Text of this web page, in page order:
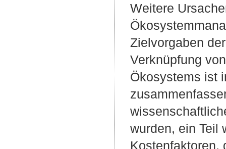
Weitere
Zielvorgaben
Verknüpfung
Ökosystems ist
wurden, ein Teil
Kostenfaktoren,